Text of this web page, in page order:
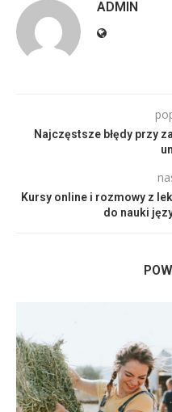
ADMIN
Najczęstsze błędy przy
Kursy online i rozmowy z
do nauki